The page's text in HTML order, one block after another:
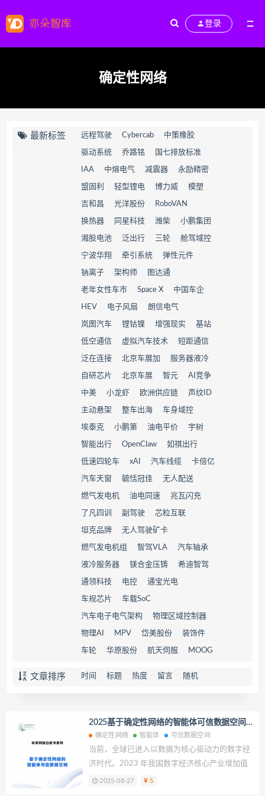
登录
确定性网络
最新标签 远程驾驶 Cybercab 中策橡胶
驱动系统 乔路铭 国七排放标准
IAA 中熔电气 减震器 永励精密
盟固利 轻型锂电 博力威 模塑
吉和昌 光洋股份 RoboVAN
换热器 同星科技 潍柴 小鹏集团
湘股电池 泛出行 三轮 舱驾域控
宁波华翔 牵引系统 弹性元件
钠离子 架构师 图达通
老年女性车市 Space X 中国车企
HEV 电子风扇 朗信电气
岚图汽车 锂钴镍 增强现实 基站
低空通信 虚拟汽车技术 短距通信
泛在连接 北京车展加 服务器液冷
自研芯片 北京车展 智元 AI竞争
中美 小龙虾 欧洲供应链 声纹ID
主动悬架 整车出海 车身域控
埃泰克 小鹏第 油电平价 宇树
智能出行 OpenClaw 如祺出行
低速四轮车 xAI 汽车线缆 卡倍亿
汽车天窗 毓恬冠佳 无人配送
燃气发电机 油电同速 兆瓦闪充
了凡四训 副驾驶 芯粒互联
坦克品牌 无人驾驶矿卡
燃气发电机组 智驾VLA 汽车轴承
液冷服务器 镁合金压铸 希迪智驾
通领科技 电控 通宝光电
车规芯片 车载SoC
汽车电子电气架构 物理区域控制器
物理AI MPV 岱美股份 装饰件
车轮 华原股份 航天伺服 MOOG
文章排序 时间 标题 热度 留言 随机
2025基于确定性网络的智能体可信数据空间
白皮书
确定性网络 智能体 可信数据空间
当前，全球已进入以数据为核心驱动力的数字经
济时代。2023 年我国数字经济核心产业增加值
占 GDP 比重达 10%，数据总产量达32.85 泽字
2025-08-27 5